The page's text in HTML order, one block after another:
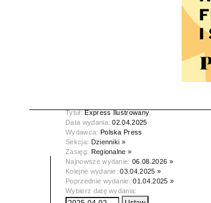
Tytuł:Express Ilustrowany
Data wydania:02.04.2025
Wydawca: Polska Press
Sekcja: Dzienniki »
Zasięg: Regionalne »
Najnowsze wydanie:06.08.2026 »
Kolejne wydanie:03.04.2025 »
Poprzednie wydanie:01.04.2025 »
Wybierz datę wydania: